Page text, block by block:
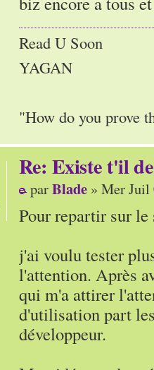
Read U Soon
YAGAN
"How do you prove
Re: Existe t'il
parBlade » Mer Juil
Pour repartir sur
j'ai voulu tester
l'attention. Après
qui m'a attirer
d'utilisation part
développeur.